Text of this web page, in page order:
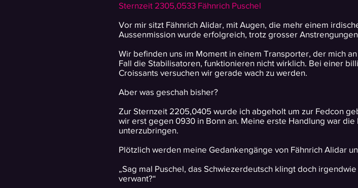
Sternzeit 2305,0533 Fähnrich Puschel
Vor mir sitzt Fähnrich Alidar, mit Augen, die mehr einem
Aussenmission wurde erfolgreich, trotz grosser
Wir befinden uns im Moment in einem Transporter, der mich
Fall die Stabilisatoren, funktionieren nicht wirklich. Bei einer
Croissants versuchen wir gerade wach zu werden.
Aber was geschah bisher?
Zur Sternzeit 2205,0405 wurde ich abgeholt um zur Fedcon
wir erst gegen 0930 in Bonn an. Meine erste Handlung war
unterzubringen.
Plötzlich werden meine Gedankengänge von Fähnrich Alidar
„Sag mal Puschel, das Schwiezerdeutsch klingt doch
verwant?“